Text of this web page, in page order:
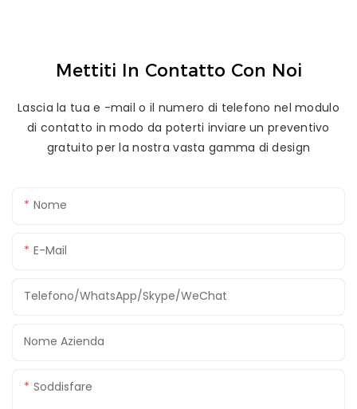
Mettiti In Contatto Con Noi
Lascia la tua e -mail o il numero di telefono nel modulo
di contatto in modo da poterti inviare un preventivo
gratuito per la nostra vasta gamma di design
Nome
E-Mail
Telefono/WhatsApp/Skype/WeChat
Nome Azienda
Soddisfare